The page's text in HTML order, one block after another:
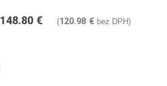
148.80 € (120.98 € bez DPH)